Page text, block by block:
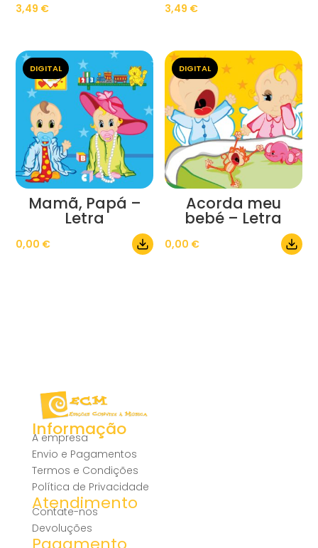
3,49 € 3,49 €
DIGITAL
Mamã, Papá –
Letra
0,00 €
DIGITAL
Acorda meu
bebé – Letra
0,00 €
Informação
A empresa
Envio e Pagamentos
Termos e Condições
Política de Privacidade
Atendimento
Contate-nos
Devoluções